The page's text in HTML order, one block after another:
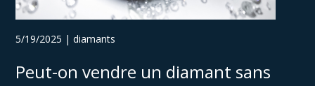
5/19/2025 | diamants
Peut-on vendre un diamant sans